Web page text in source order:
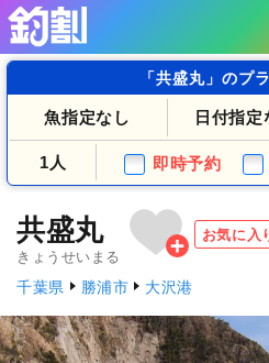
「共盛丸」のプ
魚指定なし 日付指定
1人 即時予約
共盛丸
きょうせいまる
お気に入
千葉県 勝浦市 大沢港